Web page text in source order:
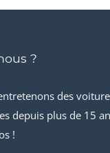
?
des
depuis plus de 15
!